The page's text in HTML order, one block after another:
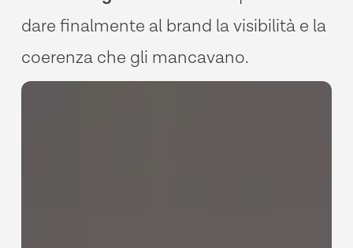
dare finalmente al brand lavisibilità e la
coerenza che gli mancavano.